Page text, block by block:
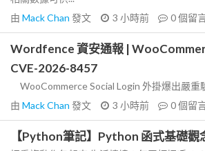
由 Mack Chan 發文 3 小時前 0個留
Wordfence 資安通報 |
CVE-2026-8457
WooCommerce Social Login 外掛爆出嚴重
由 Mack Chan 發文 3 小時前 0個留
【Python筆記】Python 函式基礎觀